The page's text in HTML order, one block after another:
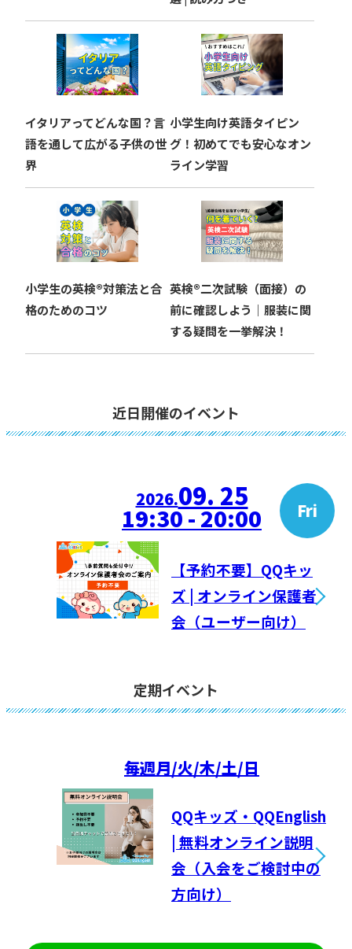
イタリアってどんな国？言
語を通して広がる子供の世
界
小学生向け英語タイピン
グ！初めてでも安心なオン
ライン学習
小学生の英検®︎対策法と合
格のためのコツ
英検®︎二次試験（面接）の
前に確認しよう｜服装に関
する疑問を一挙解決！
近日開催のイベント
2026.09. 25 Fri
19:30 - 20:00
【予約不要】QQキッ
ズ | オンライン保護者
会（ユーザー向け）
定期イベント
毎週月/火/木/土/日
QQキッズ・QQEnglish
| 無料オンライン説明
会（入会をご検討中の
方向け）